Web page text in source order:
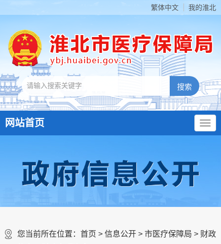
繁体中文 我的淮北
网站首页
您当前所在位置： 首页 > 信息公开 > 市医疗保障局 > 财政